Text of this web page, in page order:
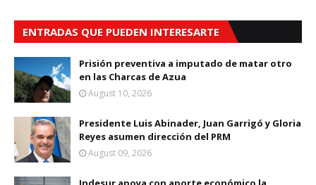
ENTRADAS QUE PUEDEN INTERESARTE
Prisión preventiva a imputado de matar otro
en las Charcas de Azua
August 10, 2026
Presidente Luis Abinader, Juan Garrigó y Gloria
Reyes asumen dirección del PRM
August 09, 2026